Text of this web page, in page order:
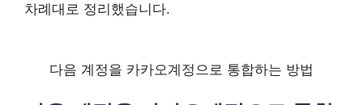
차례대로 정리했습니다.
다음 계정을 카카오계정으로 통합하는 방법